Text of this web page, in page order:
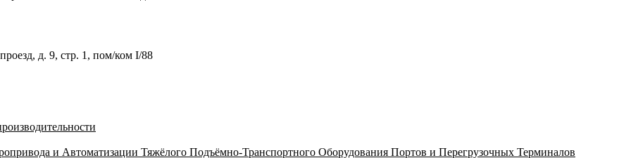
д. 9, стр. 1, пом/ком I/88
и Автоматизации Тяжёлого Подъёмно-Транспортного Оборудования Портов и Перегрузочных Терминалов